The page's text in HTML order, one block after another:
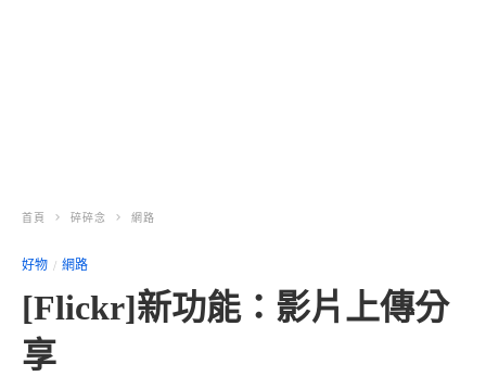
首頁 碎碎念 網路
好物 網路
[Flickr]新功能：影片上傳分
享